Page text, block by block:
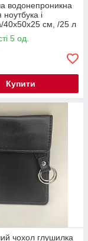
водонепроникна
і
40x50x25 см, /25 л
5 од.
Купити
чохол глушилка